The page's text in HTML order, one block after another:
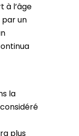
à l’âge
par un
la
plus